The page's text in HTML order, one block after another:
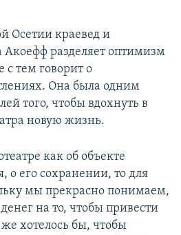
Осетии краевед и
разделяет оптимизм
с тем говорит о
Она была одним
того, чтобы вдохнуть в
новую жизнь.
как об объекте
о его сохранении, то для
мы прекрасно понимаем,
на то, чтобы привести
хотелось бы, чтобы